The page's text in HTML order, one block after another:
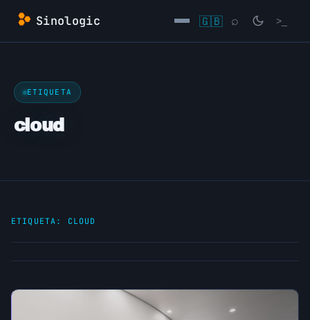
Saltar
contenido
Sinologic 🇬🇧 ⌕ >_
ETIQUETA
cloud
ETIQUETA: CLOUD